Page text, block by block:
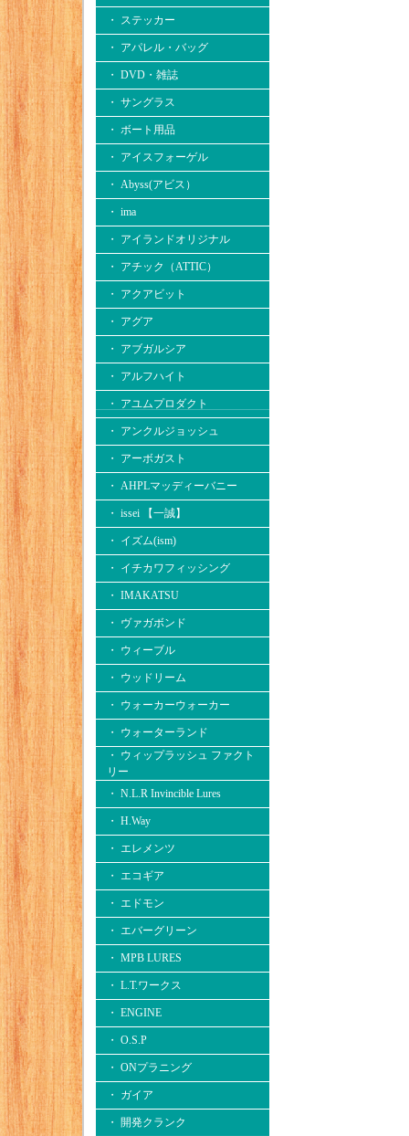
・ ステッカー
・ アパレル・バッグ
・ DVD・雑誌
・ サングラス
・ ボート用品
・ アイスフォーゲル
・ Abyss(アビス）
・ ima
・ アイランドオリジナル
・ アチック（ATTIC）
・ アクアビット
・ アグア
・ アブガルシア
・ アルフハイト
・ アユムプロダクト
・ アンクルジョッシュ
・ アーボガスト
・ AHPLマッディーバニー
・ issei 【一誠】
・ イズム(ism)
・ イチカワフィッシング
・ IMAKATSU
・ ヴァガボンド
・ ウィーブル
・ ウッドリーム
・ ウォーカーウォーカー
・ ウォーターランド
・ ウィップラッシュ ファクト
リー
・ N.L.R Invincible Lures
・ H.Way
・ エレメンツ
・ エコギア
・ エドモン
・ エバーグリーン
・ MPB LURES
・ L.T.ワークス
・ ENGINE
・ O.S.P
・ ONプラニング
・ ガイア
・ 開発クランク